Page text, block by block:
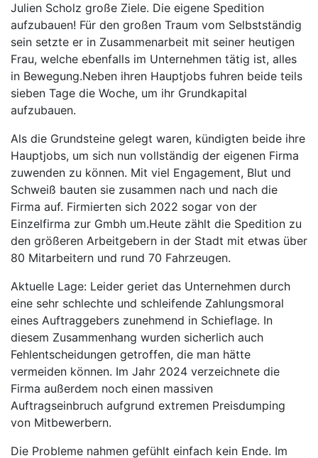
Julien Scholz große Ziele. Die eigene Spedition
aufzubauen! Für den großen Traum vom Selbstständig
sein setzte er in Zusammenarbeit mit seiner heutigen
Frau, welche ebenfalls im Unternehmen tätig ist, alles
in Bewegung.Neben ihren Hauptjobs fuhren beide teils
sieben Tage die Woche, um ihr Grundkapital
aufzubauen.
Als die Grundsteine gelegt waren, kündigten beide ihre
Hauptjobs, um sich nun vollständig der eigenen Firma
zuwenden zu können. Mit viel Engagement, Blut und
Schweiß bauten sie zusammen nach und nach die
Firma auf. Firmierten sich 2022 sogar von der
Einzelfirma zur Gmbh um.Heute zählt die Spedition zu
den größeren Arbeitgebern in der Stadt mit etwas über
80 Mitarbeitern und rund 70 Fahrzeugen.
Aktuelle Lage: Leider geriet das Unternehmen durch
eine sehr schlechte und schleifende Zahlungsmoral
eines Auftraggebers zunehmend in Schieflage. In
diesem Zusammenhang wurden sicherlich auch
Fehlentscheidungen getroffen, die man hätte
vermeiden können. Im Jahr 2024 verzeichnete die
Firma außerdem noch einen massiven
Auftragseinbruch aufgrund extremen Preisdumping
von Mitbewerbern.
Die Probleme nahmen gefühlt einfach kein Ende. Im